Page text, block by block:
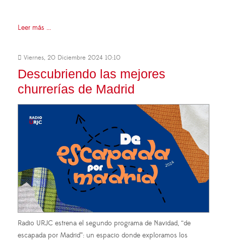
Leer más ...
Viernes, 20 Diciembre 2024 10:10
Descubriendo las mejores
churrerías de Madrid
Radio URJC estrena el segundo programa de Navidad, “de
escapada por Madrid”: un espacio donde exploramos los